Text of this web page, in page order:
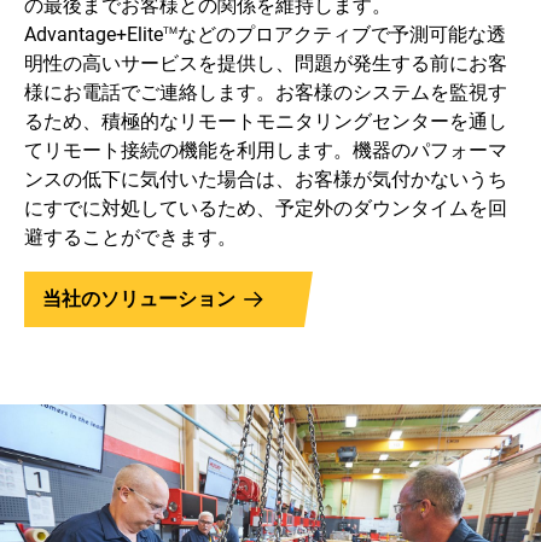
の最後までお客様との関係を維持します。
Advantage+EliteTMなどのプロアクティブで予測可能な透
明性の高いサービスを提供し、問題が発生する前にお客
様にお電話でご連絡します。お客様のシステムを監視す
るため、積極的なリモートモニタリングセンターを通し
てリモート接続の機能を利用します。機器のパフォーマ
ンスの低下に気付いた場合は、お客様が気付かないうち
にすでに対処しているため、予定外のダウンタイムを回
避することができます。
当社のソリューション